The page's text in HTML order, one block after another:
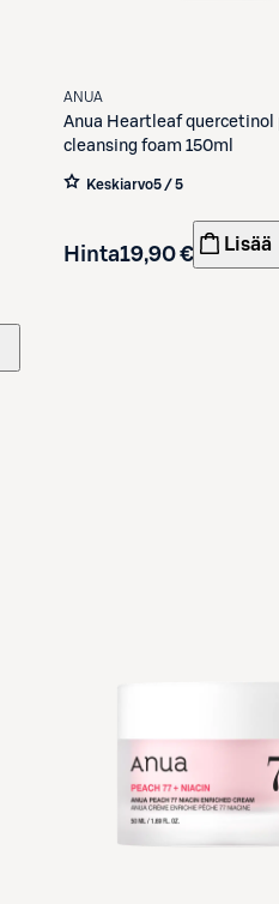
ANUA
Anua Heartleaf quercetinol
cleansing foam 150ml
Keskiarvo5 / 5
Hinta19,90 € Lisää